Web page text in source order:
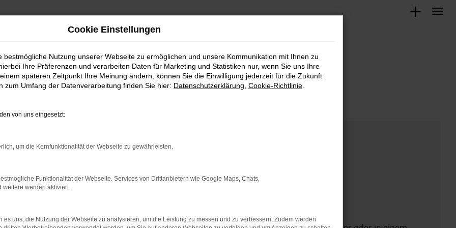
Fahrzeug-Showroom
Cookie Einstellungen
bestmögliche Nutzung unserer Webseite zu ermöglichen und unsere Kommunikation mit Ihnen zu
Ihre Präferenzen und verarbeiten Daten für Marketing und Statistiken nur, wenn Sie uns Ihre
späteren Zeitpunkt Ihre Meinung ändern, können Sie die Einwilligung jederzeit für die Zukunft
zum Umfang der Datenverarbeitung finden Sie hier: Datenschutzerklärung Cookie-Richtlinie
von uns eingesetzt:
um die Kernfunktionalität der Webseite zu gewährleisten.
Funktionalität der Webseite. Services von Drittanbietern wie Google Maps, Chats,
weitere werden aktiviert.
es uns, die Nutzung der Webseite zu analysieren, um die Leistung zu messen und zu verbessern. Zudem werden